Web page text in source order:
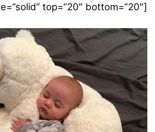
[divider style=”solid” top=”20″ bottom=”20″]